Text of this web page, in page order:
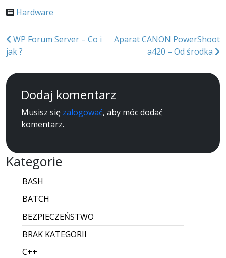
Hardware
Nawigacja
wpisu
WP Forum Server – Co i
jak ?
Aparat CANON PowerShoot
a420 – Od środka
Dodaj komentarz
Musisz się zalogować, aby móc dodać
komentarz.
Kategorie
BASH
BATCH
BEZPIECZEŃSTWO
BRAK KATEGORII
C++